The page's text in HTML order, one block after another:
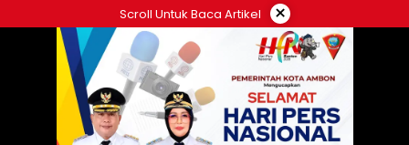
ke
Scroll Untuk Baca Artikel ×